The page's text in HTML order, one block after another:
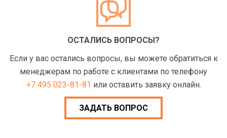
ОСТАЛИСЬ ВОПРОСЫ?
Если у вас остались вопросы, вы можете обратиться к
менеджерам по работе с клиентами по телефону
+7 495 023-81-81 или оставить заявку онлайн.
ЗАДАТЬ ВОПРОС